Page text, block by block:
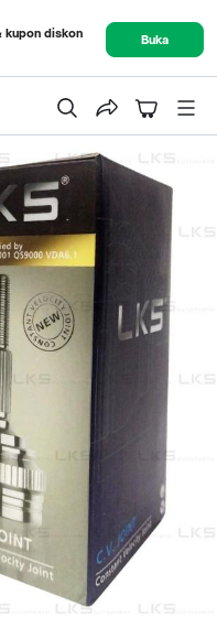
kupon diskon
Buka